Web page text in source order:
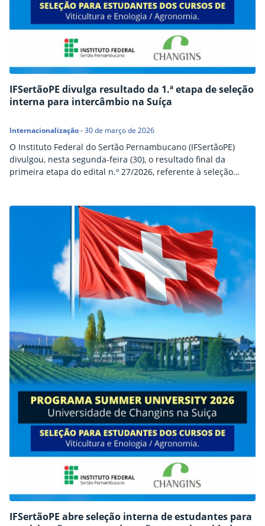
IFSertãoPE divulga resultado da 1.ª etapa de seleção
interna para intercâmbio na Suíça
Internacionalização-30 de março de 2026
O Instituto Federal do Sertão Pernambucano (IFSertãoPE)
divulgou, nesta segunda-feira (30), o resultado final da
primeira etapa do edital n.º 27/2026, referente à seleção
Changins, localizada na Suíça. Compartilhar conteúdo:
Facebook Twitter LinkedIn Pinterest WhatsApp
IFSertãoPE abre seleção interna de estudantes para